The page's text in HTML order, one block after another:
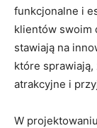
⁢funkcjonalne i
klientów swoim
stawiają na‌
które
atrakcyjne i
W